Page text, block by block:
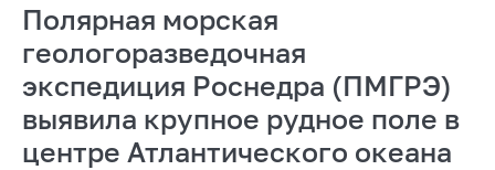
Полярная морская
геологоразведочная
экспедиция Роснедра (ПМГРЭ)
выявила крупное рудное поле в
центре Атлантического океана